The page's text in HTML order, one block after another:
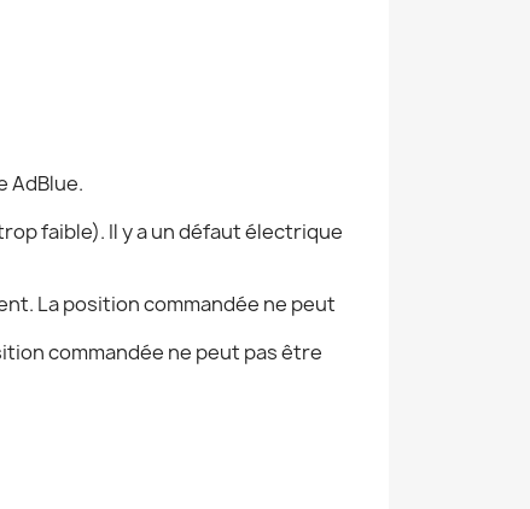
AdBlue.
faible). Il y a un défaut électrique
La position commandée ne peut
commandée ne peut pas être